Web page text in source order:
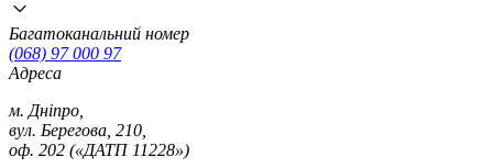
Багатоканальний номер
(068) 97 000 97
Адреса
м. Дніпро,
вул. Берегова, 210,
оф. 202 («ДАТП 11228»)